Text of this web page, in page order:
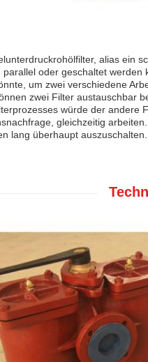
alias ein
parallel oder geschaltet
um zwei verschiedene
zwei Filter austauschbar
würde der andere
gleichzeitig
lang überhaupt auszuschalten.